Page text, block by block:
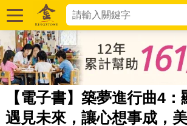
【電子書】築夢進行曲4：
遇見未來，讓心想事成，